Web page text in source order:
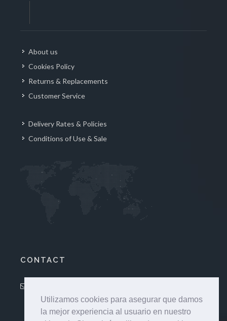
Utilizamos cookies para asegurar que damos
la mejor experiencia al usuario en nuestro
About us
Cookies Policy
Returns & Replacements
Customer Service
Delivery Rates & Policies
Conditions of Use & Sale
CONTACT